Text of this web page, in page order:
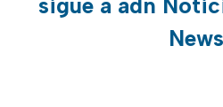
sigue a adn